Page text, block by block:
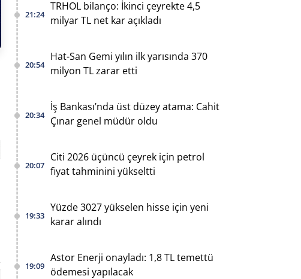
21:24
TRHOL bilanço: İkinci çeyrekte 4,5
milyar TL net kar açıkladı
20:54
Hat-San Gemi yılın ilk yarısında 370
milyon TL zarar etti
20:34
İş Bankası’nda üst düzey atama: Cahit
Çınar genel müdür oldu
20:07
Citi 2026 üçüncü çeyrek için petrol
fiyat tahminini yükseltti
19:33
Yüzde 3027 yükselen hisse için yeni
karar alındı
19:09
Astor Enerji onayladı: 1,8 TL temettü
ödemesi yapılacak